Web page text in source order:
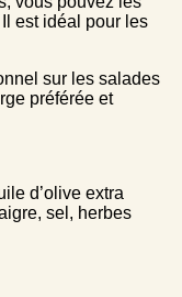
est idéal pour les
sur les salades
préférée et
d’olive extra
sel, herbes